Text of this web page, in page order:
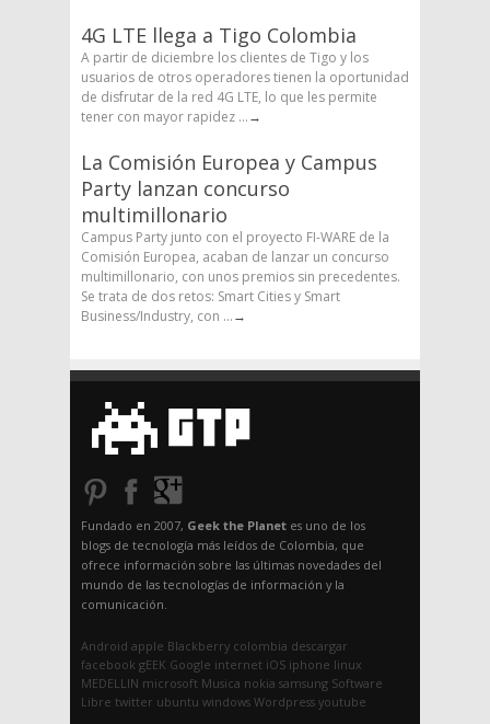
4G LTE llega a Tigo Colombia
A partir de diciembre los clientes de Tigo y los
usuarios de otros operadores tienen la oportunidad
de disfrutar de la red 4G LTE, lo que les permite
tener con mayor rapidez ...→
La Comisión Europea y Campus
Party lanzan concurso
multimillonario
Campus Party junto con el proyecto FI-WARE de la
Comisión Europea, acaban de lanzar un concurso
multimillonario, con unos premios sin precedentes.
Se trata de dos retos: Smart Cities y Smart
Business/Industry, con ...→
Fundado en 2007, Geek the Planet es uno de los
blogs de tecnología más leídos de Colombia, que
ofrece información sobre las últimas novedades del
mundo de las tecnologías de información y la
comunicación.
Android apple Blackberry colombia descargar
facebook gEEK Google internet iOS iphone linux
MEDELLIN microsoft Musica nokia samsung Software
Libre twitter ubuntu windows Wordpress youtube